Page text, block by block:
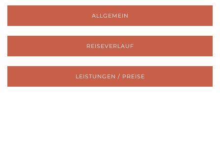
ALLGEMEIN
REISEVERLAUF
LEISTUNGEN / PREISE